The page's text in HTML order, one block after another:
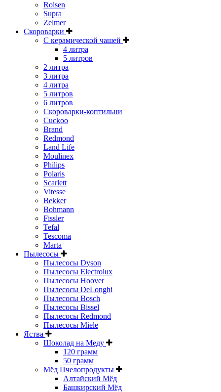
Rolsen
Supra
Zelmer
Скороварки
С керамической чашей
4 литра
5 литров
2 литра
3 литра
4 литра
5 литров
6 литров
Скороварки-коптильни
Cuckoo
Brand
Redmond
Land Life
Moulinex
Philips
Polaris
Scarlett
Vitesse
Bekker
Bohmann
Fissler
Tefal
Tescoma
Marta
Пылесосы
Пылесосы Dyson
Пылесосы Electrolux
Пылесосы Hoover
Пылесосы DeLonghi
Пылесосы Bosch
Пылесосы Bissel
Пылесосы Redmond
Пылесосы Miele
Яства
Шоколад на Меду
120 грамм
50 грамм
Мёд Пчелопродукты
Алтайский Мёд
Башкирский Мёд